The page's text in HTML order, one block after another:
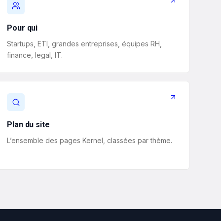
Pour qui
Startups, ETI, grandes entreprises, équipes RH,
finance, legal, IT.
Plan du site
L’ensemble des pages Kernel, classées par thème.